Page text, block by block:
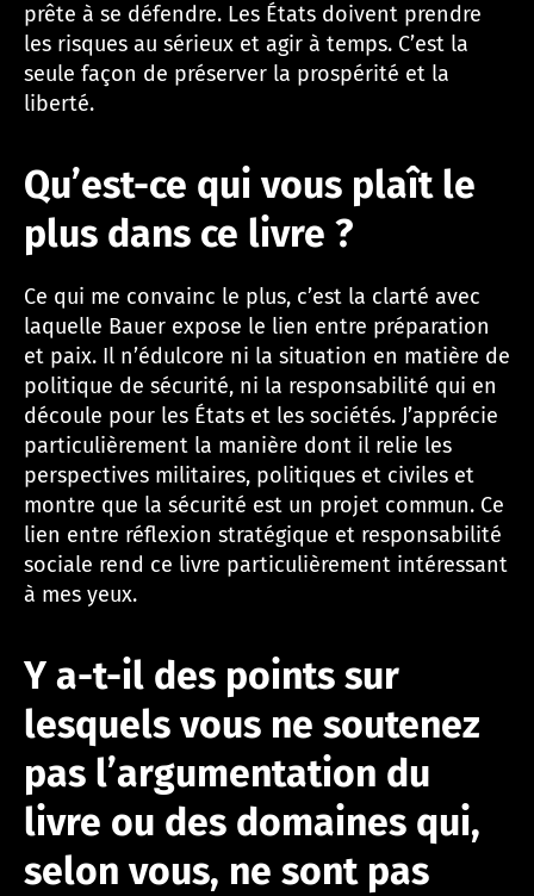
prête à se défendre. Les États doivent prendre
les risques au sérieux et agir à temps. C’est la
seule façon de préserver la prospérité et la
liberté.
Qu’est-ce qui vous plaît le
plus dans ce livre ?
Ce qui me convainc le plus, c’est la clarté avec
laquelle Bauer expose le lien entre préparation
et paix. Il n’édulcore ni la situation en matière de
politique de sécurité, ni la responsabilité qui en
découle pour les États et les sociétés. J’apprécie
particulièrement la manière dont il relie les
perspectives militaires, politiques et civiles et
montre que la sécurité est un projet commun. Ce
lien entre réflexion stratégique et responsabilité
sociale rend ce livre particulièrement intéressant
à mes yeux.
Y a-t-il des points sur
lesquels vous ne soutenez
pas l’argumentation du
livre ou des domaines qui,
selon vous, ne sont pas